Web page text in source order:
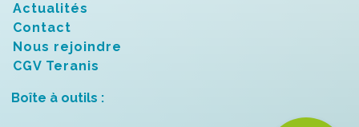
Actualités
Contact
Nous rejoindre
CGV Teranis
Boîte à outils :